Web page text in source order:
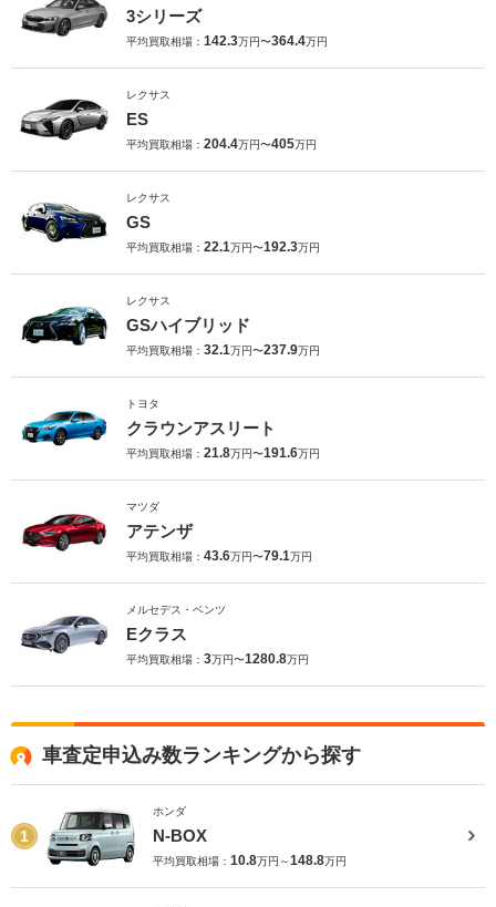
3シリーズ
平均買取相場： 142.3万円〜364.4万円
レクサス
ES
平均買取相場： 204.4万円〜405万円
レクサス
GS
平均買取相場： 22.1万円〜192.3万円
レクサス
GSハイブリッド
平均買取相場： 32.1万円〜237.9万円
トヨタ
クラウンアスリート
平均買取相場： 21.8万円〜191.6万円
マツダ
アテンザ
平均買取相場： 43.6万円〜79.1万円
メルセデス・ベンツ
Eクラス
平均買取相場： 3万円〜1280.8万円
車査定申込み数ランキングから探す
1
ホンダ
N-BOX
平均買取相場： 10.8万円～148.8万円